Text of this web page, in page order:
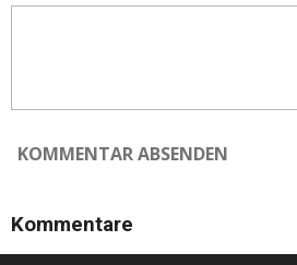
KOMMENTAR ABSENDEN
Kommentare